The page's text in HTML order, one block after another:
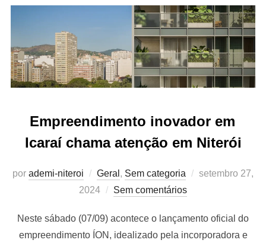
Empreendimento inovador em
Icaraí chama atenção em Niterói
por ademi-niteroi Geral , Sem categoria
Postado
setembro 27,
2024
Sem comentários
Neste sábado (07/09) acontece o lançamento oficial do
empreendimento ÍON, idealizado pela incorporadora e